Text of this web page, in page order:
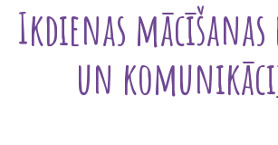
Ikdienas mācīšanas
un